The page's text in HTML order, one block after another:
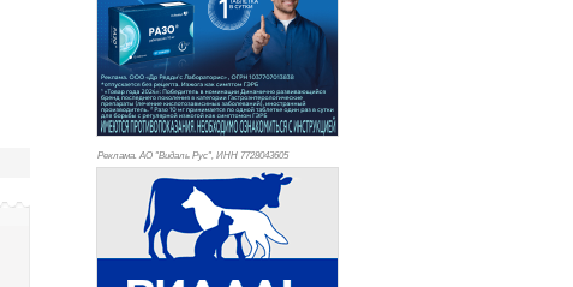
Реклама. АО "Видаль Рус", ИНН 7728043605